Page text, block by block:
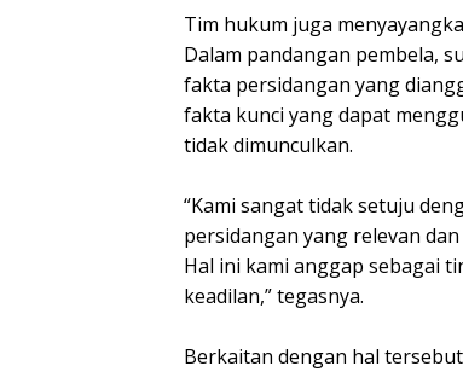
Tim hukum juga
Dalam pandangan pembela,
fakta persidangan yang
fakta kunci yang dapat
tidak dimunculkan.
“Kami sangat tidak setuju
persidangan yang relevan
Hal ini kami anggap sebagai
keadilan,” tegasnya.
Berkaitan dengan hal